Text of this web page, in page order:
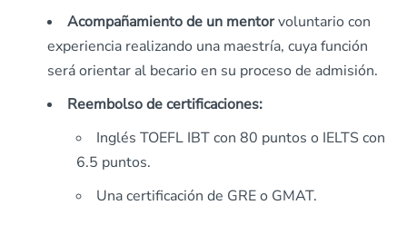
Acompañamiento de un mentorvoluntario con
experiencia realizando una maestría, cuya función
será orientar al becario en su proceso de admisión.
Reembolso de certificaciones:
Inglés TOEFL IBT con 80 puntos o IELTS con
6.5 puntos.
Una certificación de GRE o GMAT.